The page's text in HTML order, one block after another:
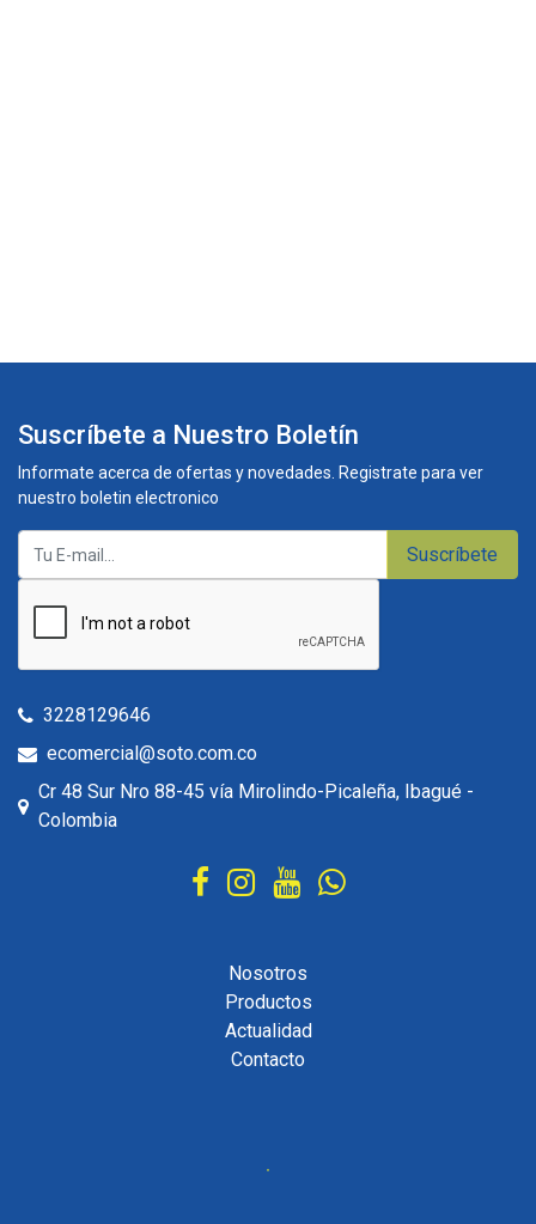
Suscríbete a Nuestro Boletín
Informate acerca de ofertas y novedades. Registrate para ver
nuestro boletin electronico
Suscríbete
3228129646
ecomercial@soto.com.co
Cr 48 Sur Nro 88-45 vía Mirolindo-Picaleña, Ibagué -
Colombia
Nosotros
Productos
Actualidad
Contacto